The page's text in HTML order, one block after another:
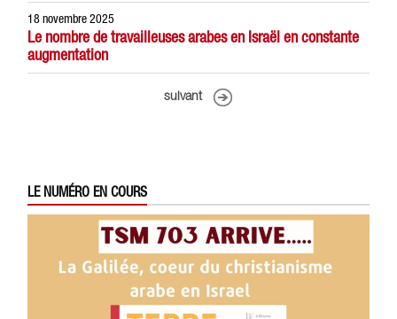
18 novembre 2025
Le nombre de travailleuses arabes en Israël en constante
augmentation
suivant
LE NUMÉRO EN COURS